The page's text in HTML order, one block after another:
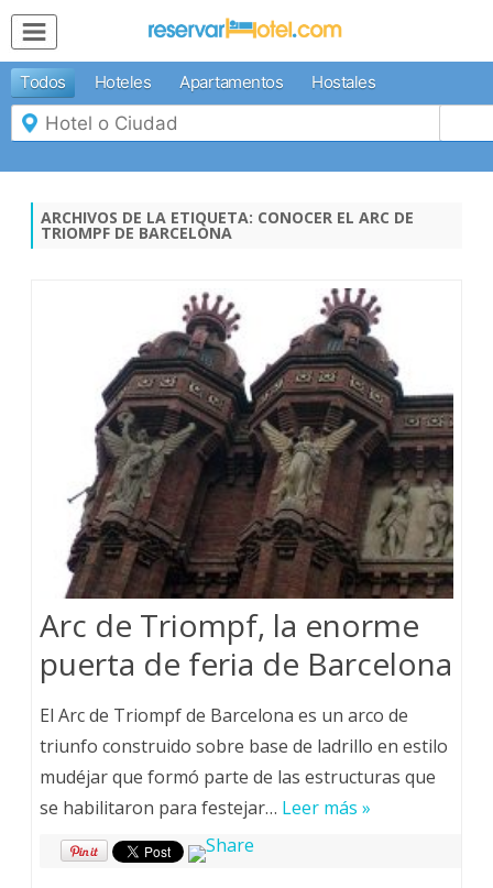
MENÚ
Inicio
Mi
Reserva
Inspírate
Todos Hoteles Apartamentos Hostales
ARCHIVOS DE LA ETIQUETA: CONOCER EL ARC DE
TRIOMPF DE BARCELONA
Arc de Triompf, la enorme
puerta de feria de Barcelona
El Arc de Triompf de Barcelona es un arco de
triunfo construido sobre base de ladrillo en estilo
mudéjar que formó parte de las estructuras que
se habilitaron para festejar… Leer más »